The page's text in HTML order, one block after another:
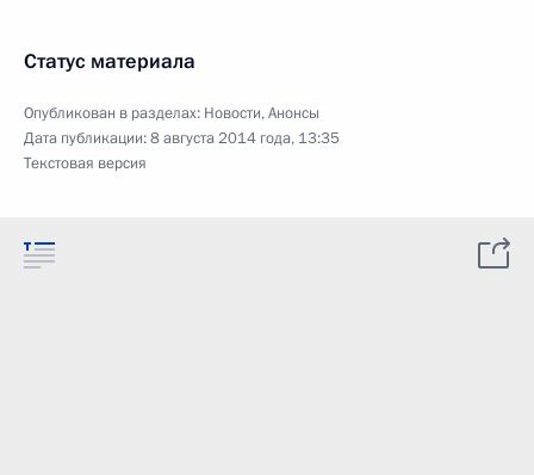
Статус материала
Опубликован в разделах: Новости,Анонсы
Дата публикации:8 августа 2014 года, 13:35
Текстовая версия